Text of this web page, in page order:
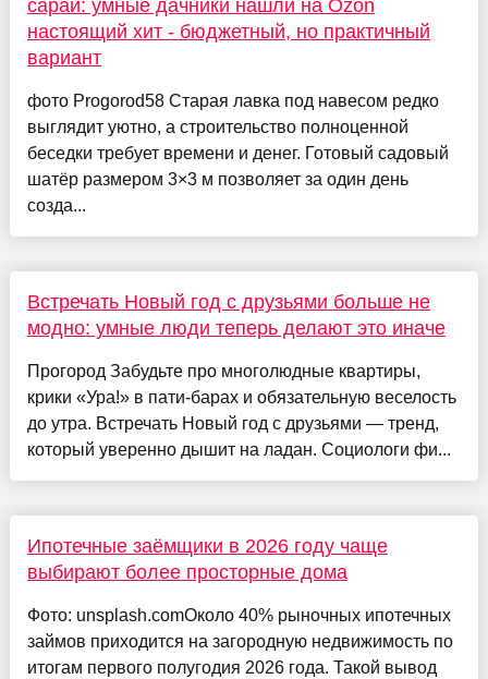
сарай: умные дачники нашли на Ozon
настоящий хит - бюджетный, но практичный
вариант
фото Progorod58 Старая лавка под навесом редко
выглядит уютно, а строительство полноценной
беседки требует времени и денег. Готовый садовый
шатёр размером 3×3 м позволяет за один день
созда...
Встречать Новый год с друзьями больше не
модно: умные люди теперь делают это иначе
Прогород Забудьте про многолюдные квартиры,
крики «Ура!» в пати-барах и обязательную веселость
до утра. Встречать Новый год с друзьями — тренд,
который уверенно дышит на ладан. Социологи фи...
Ипотечные заёмщики в 2026 году чаще
выбирают более просторные дома
Фото: unsplash.comОколо 40% рыночных ипотечных
займов приходится на загородную недвижимость по
итогам первого полугодия 2026 года. Такой вывод